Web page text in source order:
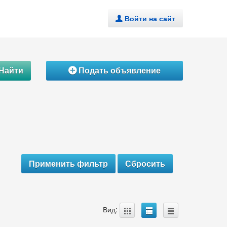
. Войти на сайт
ÁПодать объявление
Вид: A B C